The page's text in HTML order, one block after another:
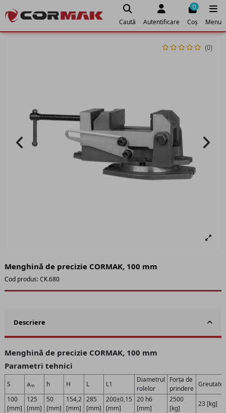
Caută Autentificare
0
Coș Menu
Menghină de precizie CORMAK, 100 mm
(0)
Cod produs:CK.680
Descriere
Menghină de precizie CORMAK, 100 mm
Parametri tehnici
S am h H L L1
Diametrul
rolelor
Forța de
prindere
Greutate
100
[mm]
125
[mm]
50
[mm]
154,2
[mm]
285
[mm]
200±0,15
[mm]
20 h6
[mm]
2500
[kg]
23 [kg]